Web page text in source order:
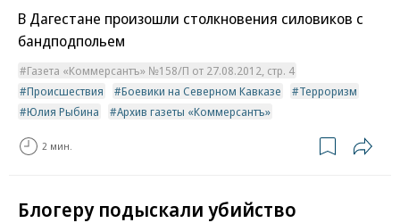
В Дагестане произошли столкновения силовиков с
бандподпольем
Газета «Коммерсантъ» №158/П от 27.08.2012, стр. 4
Происшествия
Боевики на Северном Кавказе
Терроризм
Юлия Рыбина
Архив газеты «Коммерсантъ»
2 мин.
Блогеру подыскали убийство